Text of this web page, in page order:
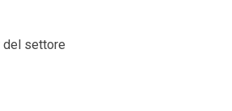
del settore